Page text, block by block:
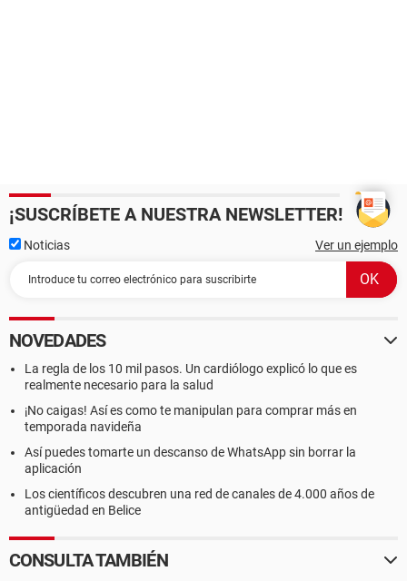
¡SUSCRÍBETE A NUESTRA NEWSLETTER!
Noticias Ver un ejemplo
NOVEDADES
La regla de los 10 mil pasos. Un cardiólogo explicó lo que es
realmente necesario para la salud
¡No caigas! Así es como te manipulan para comprar más en
temporada navideña
Así puedes tomarte un descanso de WhatsApp sin borrar la
aplicación
Los científicos descubren una red de canales de 4.000 años de
antigüedad en Belice
CONSULTA TAMBIÉN